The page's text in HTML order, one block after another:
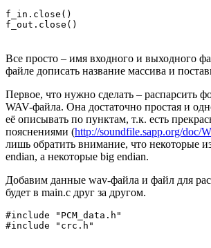
f_in.close()
f_out.close()
Все просто – имя входного и выходного
файле дописать название массива и
Первое, что нужно сделать – распарсить
WAV-файла. Она достаточно простая и
её описывать по пунктам, т.к. есть
пояснениями (http://soundfile.sapp.org/doc/
лишь обратить внимание, что некоторые
endian, а некоторые big endian.
Добавим данные wav-файла и файл для
будет в main.c друг за другом.
#include "PCM_data.h"
#include "crc.h"